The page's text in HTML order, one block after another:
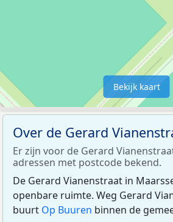
Bekijk kaart
Over de Gerard
Er zijn voor de Gerard
adressen met postcode bekend.
De Gerard Vianenstraat in
openbare ruimte. Weg Gerard
buurt Op Buuren binnen de